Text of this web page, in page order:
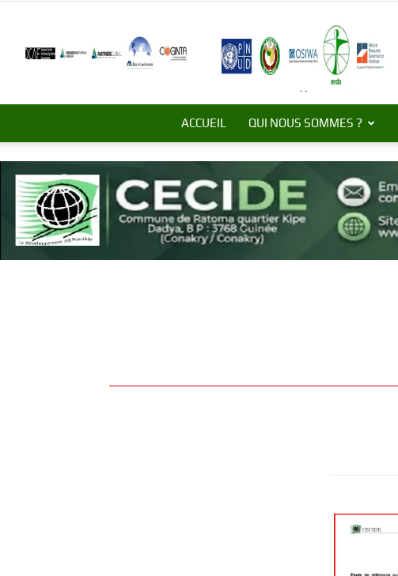
ACCUEIL QUI NOUS SOMMES ?